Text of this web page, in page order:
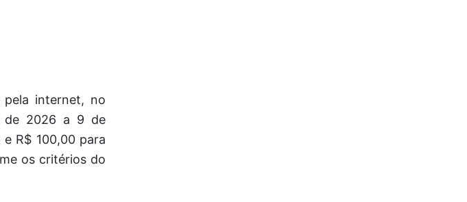
pela internet, no
de 2026 a 9 de
R$ 100,00 para
os critérios do